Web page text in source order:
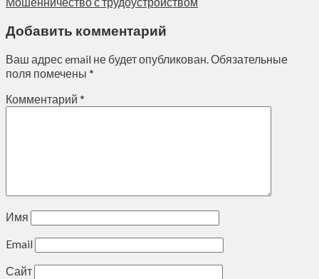
Добавить комментарий
Ваш адрес email не будет опубликован.Обязательные
поля помечены *
Комментарий *
Имя
Email
Сайт